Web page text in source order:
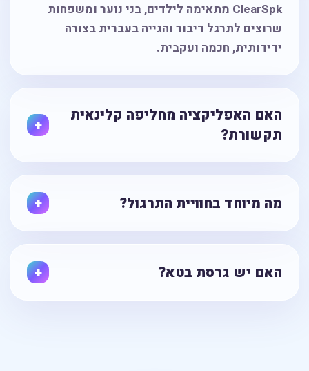
ClearSpk מתאימה לילדים, בני נוער ומשפחות
שרוצים לתרגל דיבור והגייה בעברית בצורה
ידידותית, חכמה ועקבית.
האם האפליקציה מחליפה קלינאית
תקשורת?
מה מיוחד בחוויית התרגול?
האם יש גרסת בטא?